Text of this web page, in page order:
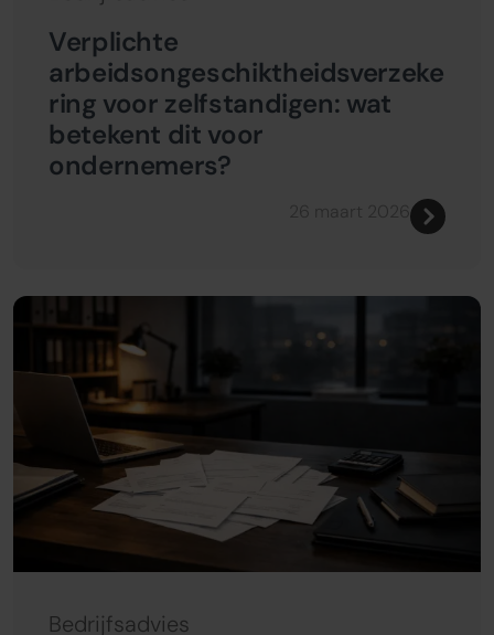
Verplichte
arbeidsongeschiktheidsverzeke
ring voor zelfstandigen: wat
betekent dit voor
ondernemers?
Bedrijfsadvies